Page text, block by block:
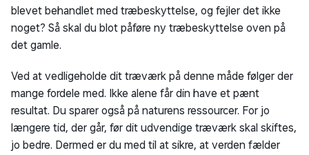
blevet behandlet med træbeskyttelse, og fejler det ikke
noget? Så skal du blot påføre ny træbeskyttelse oven på
det gamle.
Ved at vedligeholde dit træværk på denne måde følger der
mange fordele med. Ikke alene får din have et pænt
resultat. Du sparer også på naturens ressourcer. For jo
længere tid, der går, før dit udvendige træværk skal skiftes,
jo bedre. Dermed er du med til at sikre, at verden fælder